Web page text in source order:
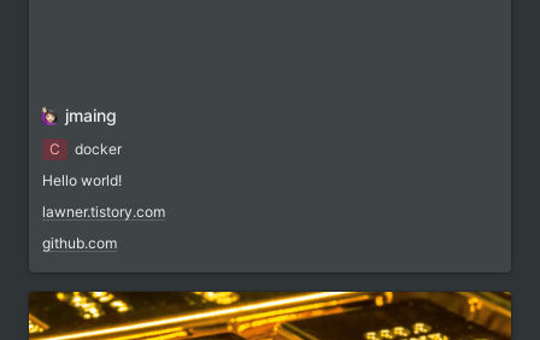
jmaing
C
docker
Hello world!
lawner.tistory.com
github.com